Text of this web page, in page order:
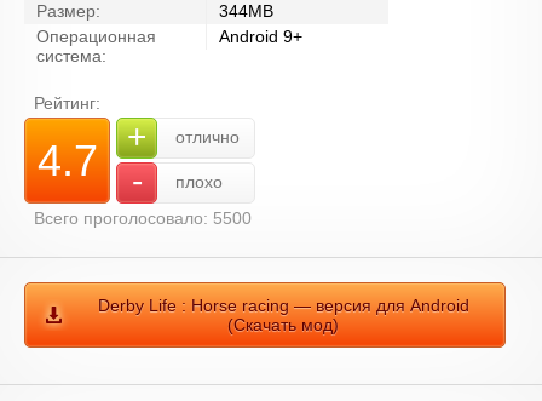
Размер:
344MB
Операционная
система:
Android 9+
Рейтинг:
4.7 + отлично
-
плохо
Всего проголосовало: 5500
Derby Life : Horse racing — версия для Android
(Скачать мод)